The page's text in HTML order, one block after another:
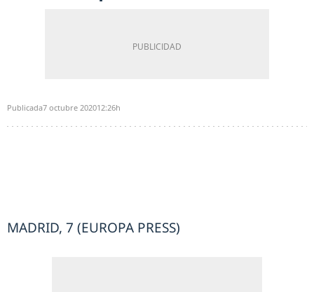
Publicada7 octubre 202012:26h
MADRID, 7 (EUROPA PRESS)